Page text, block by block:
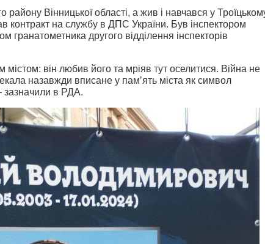
району Вінницької області, а жив і навчався у
контракт на службу в ДПС України. Був інспектором
гранатометника другого відділення інспекторів
він любив його та мріяв тут оселитися. Війна не
назавжди вписане у памʼять міста як символ
зазначили в РДА.